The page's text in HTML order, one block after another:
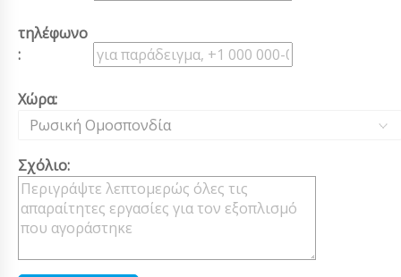
τηλέφωνο
:
Χώρα:
Ρωσική Ομοσπονδία
Σχόλιο: